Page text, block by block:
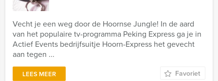
Vecht je een weg door de Hoornse Jungle! In de aard
van het populaire tv-programma Peking Express ga je in
Actief Events bedrijfsuitje Hoorn-Express het gevecht
aan tegen ...
LEES MEER Favoriet